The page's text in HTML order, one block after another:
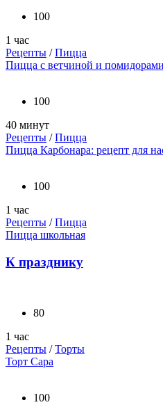
100
1 час
Рецепты /Пицца
Пицца с ветчиной и помидорами
100
40 минут
Рецепты /Пицца
Пицца Карбонара: рецепт для
100
1 час
Рецепты /Пицца
Пицца школьная
К празднику
80
1 час
Рецепты /Торты
Торт Сара
100